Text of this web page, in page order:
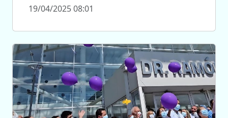
19/04/2025 08:01